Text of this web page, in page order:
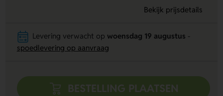
Bekijk prijsdetails
Levering verwacht op woensdag 19 augustus
spoedlevering op aanvraag
BESTELLING PLAATSEN